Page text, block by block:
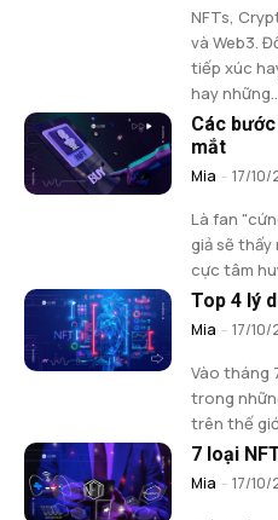
NFTs,
và Web3.
tiếp xúc
hay
Các
mắt
Mia - 17/
Là fan
giả sẽ thấy
cực tâm
Top 4 lý
Mia - 17/
Vào tháng
trong
trên thế
7 loại
Mia - 17/